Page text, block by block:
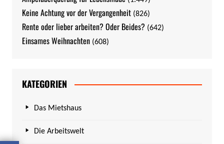
Keine Achtung vor der Vergangenheit (826)
Rente oder lieber arbeiten? Oder Beides? (642)
Einsames Weihnachten (608)
KATEGORIEN
Das Mietshaus
Die Arbeitswelt